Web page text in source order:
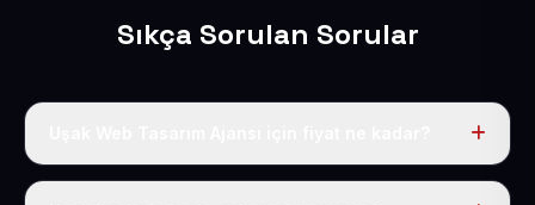
Sıkça Sorulan Sorular
Uşak dahil Türkiye’nin her yerinde geçerli yıllık tek